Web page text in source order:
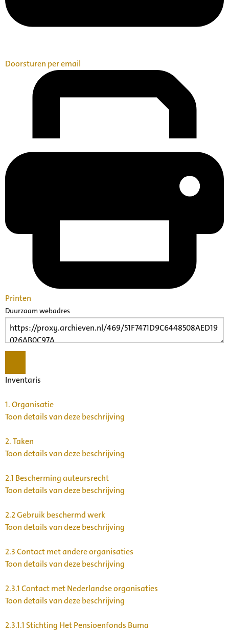
Doorsturen per email
Printen
Duurzaam webadres
Inventaris
1.Organisatie
Toon details van deze beschrijving
2.Taken
Toon details van deze beschrijving
2.1 Bescherming auteursrecht
Toon details van deze beschrijving
2.2Gebruik beschermd werk
Toon details van deze beschrijving
2.3Contact met andere organisaties
Toon details van deze beschrijving
2.3.1Contact met Nederlandse organisaties
Toon details van deze beschrijving
2.3.1.1 Stichting Het Pensioenfonds Buma